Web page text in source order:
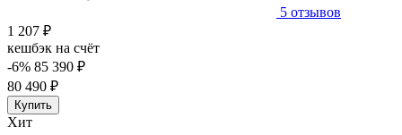
5 отзывов
1 207 ₽
кешбэк на счёт
-6% 85 390 ₽
80 490 ₽
Купить
Хит